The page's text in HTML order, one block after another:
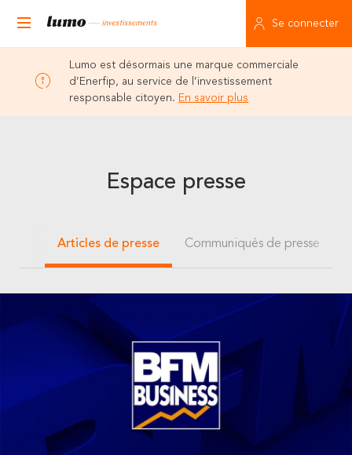
Se connecter
Lumo est désormais une marque commerciale
d’Enerfip, au service de l’investissement
responsable citoyen. En savoir plus
Espace presse
Articles de presse Communiqués de presse